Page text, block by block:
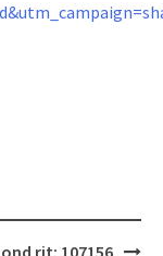
rit: 107156